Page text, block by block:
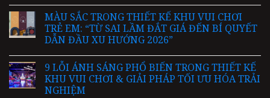
MÀU SẮC TRONG THIẾT KẾ KHU VUI CHƠI
TRẺ EM: “TỪ SAI LẦM ĐẮT GIÁ ĐẾN BÍ QUYẾT
DẪN ĐẦU XU HƯỚNG 2026”
9 LỖI ÁNH SÁNG PHỔ BIẾN TRONG THIẾT KẾ
KHU VUI CHƠI & GIẢI PHÁP TỐI ƯU HÓA TRẢI
NGHIỆM